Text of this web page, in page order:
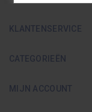
KLANTENSERVICE
CATEGORIEËN
MIJN ACCOUNT